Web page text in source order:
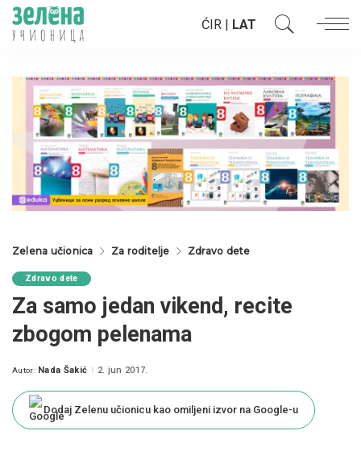
ĆIR | LAT
Zelena učionica Za roditelje Zdravo dete
Zdravo dete
Za samo jedan vikend, recite
zbogom pelenama
Posted
Autor: Nada Šakić 2. jun 2017.
Dodaj Zelenu učionicu kao omiljeni izvor na Google-u